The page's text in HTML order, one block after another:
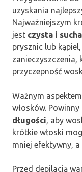
uzyskania
Najważniejszym
jest czysta i sucha
prysznic lub
zanieczyszczenia,
przyczepność
Ważnym
włosków. Powinny
długości , aby
krótkie włoski
mniej efektywny,
Przed depilacją